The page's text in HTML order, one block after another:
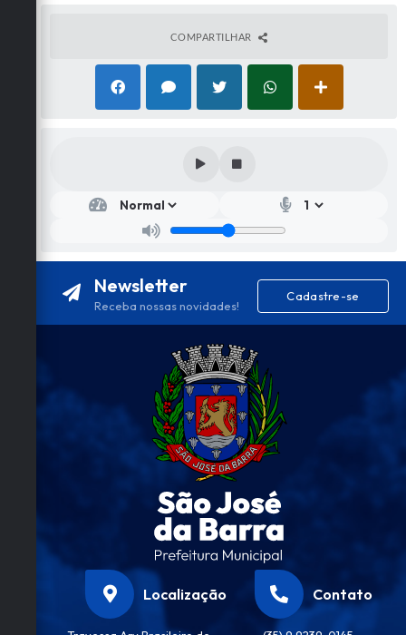
COMPARTILHAR
Newsletter
Receba nossas novidades!
Cadastre-se
Localização Contato